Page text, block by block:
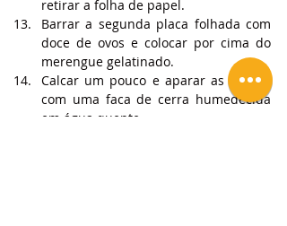
retirar a folha de papel.
Barrar a segunda placa folhada com
doce de ovos e colocar por cima do
merengue gelatinado.
Calcar um pouco e aparar as pontas
com uma faca de cerra humedecida
em água quente.